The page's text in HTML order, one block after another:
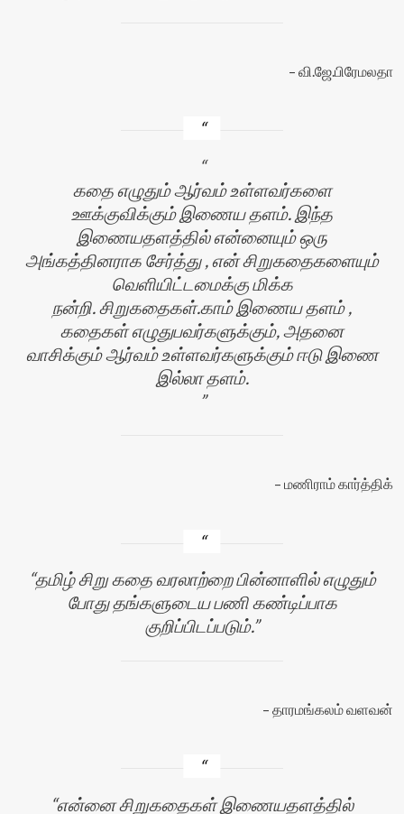
வி.ஜே.பிரேமலதா
கதை எழுதும் ஆர்வம் உள்ளவர்களை
ஊக்குவிக்கும் இணைய தளம். இந்த
இணையதளத்தில் என்னையும் ஒரு
அங்கத்தினராக சேர்த்து , என் சிறுகதைகளையும்
வெளியிட்டமைக்கு மிக்க
நன்றி. சிறுகதைகள்.காம் இணைய தளம் ,
கதைகள் எழுதுபவர்களுக்கும், அதனை
வாசிக்கும் ஆர்வம் உள்ளவர்களுக்கும் ஈடு இணை
இல்லா தளம்.
மணிராம் கார்த்திக்
தமிழ் சிறு கதை வரலாற்றை பின்னாளில் எழுதும்
போது தங்களுடைய பணி கண்டிப்பாக
குறிப்பிடப்படும்.
தாரமங்கலம் வளவன்
என்னை சிறுகதைகள் இணையதளத்தில்